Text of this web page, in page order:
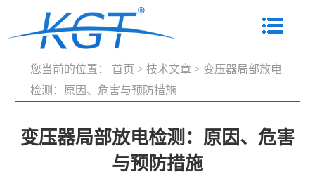
您当前的位置： 首页 > 技术文章 > 变压器局部放电
检测：原因、危害与预防措施
变压器局部放电检测：原因、危害
与预防措施